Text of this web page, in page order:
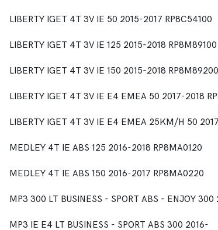
LIBERTY IGET 4T 3V IE 50 2015-2017 RP8C54100
LIBERTY IGET 4T 3V IE 125 2015-2018 RP8M89100
LIBERTY IGET 4T 3V IE 150 2015-2018 RP8M89200
LIBERTY IGET 4T 3V IE E4 EMEA 50 2017-2018
LIBERTY IGET 4T 3V IE E4 EMEA 25KM/H 50
MEDLEY 4T IE ABS 125 2016-2018 RP8MA0120
MEDLEY 4T IE ABS 150 2016-2017 RP8MA0220
MP3 300 LT BUSINESS - SPORT ABS - ENJOY
MP3 IE E4 LT BUSINESS - SPORT ABS 300 2016-